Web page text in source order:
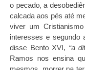
o pecado, a
calcada aos pés até
viver um Cristianismo
interesses e segundo
disse Bento XVI, “a
Ramos nos ensina